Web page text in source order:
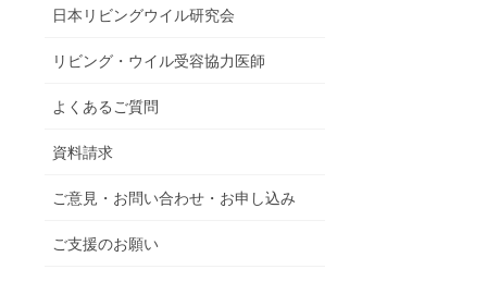
日本リビングウイル研究会
リビング・ウイル受容協力医師
よくあるご質問
資料請求
ご意見・お問い合わせ・お申し込み
ご支援のお願い